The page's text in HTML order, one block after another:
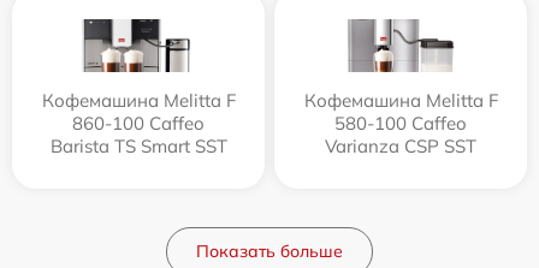
Кофемашина Melitta F
860-100 Caffeo
Barista TS Smart SST
Кофемашина Melitta F
580-100 Caffeo
Varianza CSP SST
Показать больше